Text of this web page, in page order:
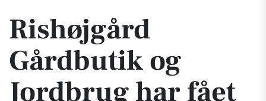
Rishøjgård
Gårdbutik og
Jordbrug har fået